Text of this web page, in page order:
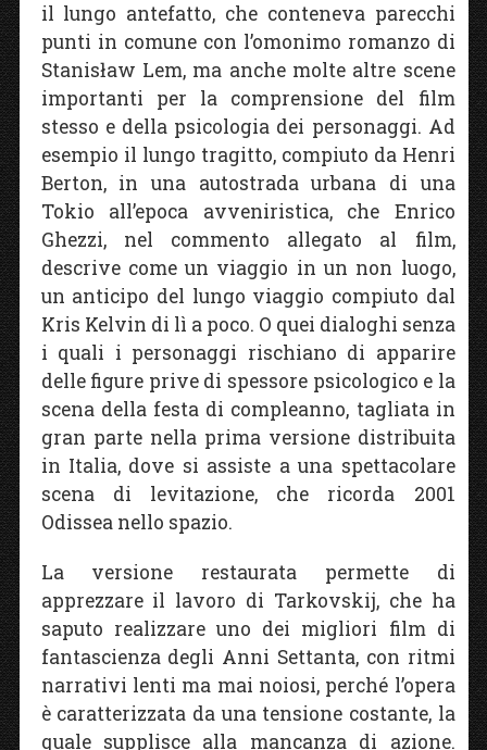
il lungo antefatto, che conteneva parecchi
punti in comune con l’omonimo romanzo di
Stanisław Lem, ma anche molte altre scene
importanti per la comprensione del film
stesso e della psicologia dei personaggi. Ad
esempio il lungo tragitto, compiuto da Henri
Berton, in una autostrada urbana di una
Tokio all’epoca avveniristica, che Enrico
Ghezzi, nel commento allegato al film,
descrive come un viaggio in un non luogo,
un anticipo del lungo viaggio compiuto dal
Kris Kelvin di lì a poco. O quei dialoghi senza
i quali i personaggi rischiano di apparire
delle figure prive di spessore psicologico e la
scena della festa di compleanno, tagliata in
gran parte nella prima versione distribuita
in Italia, dove si assiste a una spettacolare
scena di levitazione, che ricorda 2001
Odissea nello spazio.
La versione restaurata permette di
apprezzare il lavoro di Tarkovskij, che ha
saputo realizzare uno dei migliori film di
fantascienza degli Anni Settanta, con ritmi
narrativi lenti ma mai noiosi, perché l’opera
è caratterizzata da una tensione costante, la
quale supplisce alla mancanza di azione.